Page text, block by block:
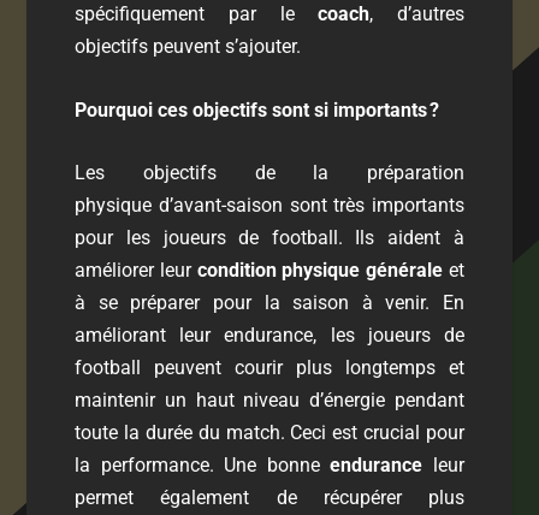
spécifiquement par lecoach, d’autres
objectifs peuvent s’ajouter.
Pourquoi ces objectifs sont si importants?
Les objectifs de la préparation
physique d’avant-saison sont très importants
pour les joueurs de football. Ils aident à
améliorer leur condition physique généraleet
à se préparer pour la saison à venir. En
améliorant leur endurance, les joueurs de
football peuvent courir plus longtemps et
maintenir un haut niveau d’énergie pendant
toute la durée du match. Ceci est crucial pour
la performance. Une bonneendurance leur
permet également de récupérer plus